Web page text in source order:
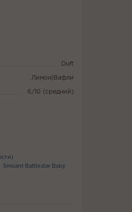
Duft
Лимон|Вафли
6/10 (средний)
Smoant Battlestar Baby